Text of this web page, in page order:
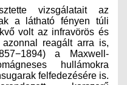
vizsgálatait az
a látható fényen túli
volt az infravörös és
reagált arra is,
a Maxwell-
hullámokra
felfedezésére is.